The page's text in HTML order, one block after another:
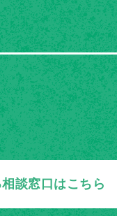
談窓口はこちら